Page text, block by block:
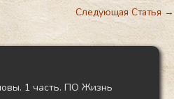
Следующая Статья→
1 часть. ПО Жизнь